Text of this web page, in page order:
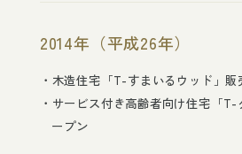
2014年（平成26年）
木造住宅「T-すまいるウッド」販
サービス付き高齢者向け住宅「T-
ープン